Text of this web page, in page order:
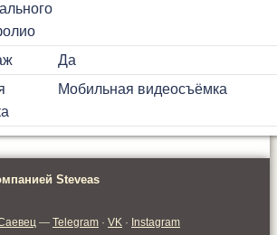
Да
Мобильная видеосъёмка
Steveas
— Telegram · VK · Instagram